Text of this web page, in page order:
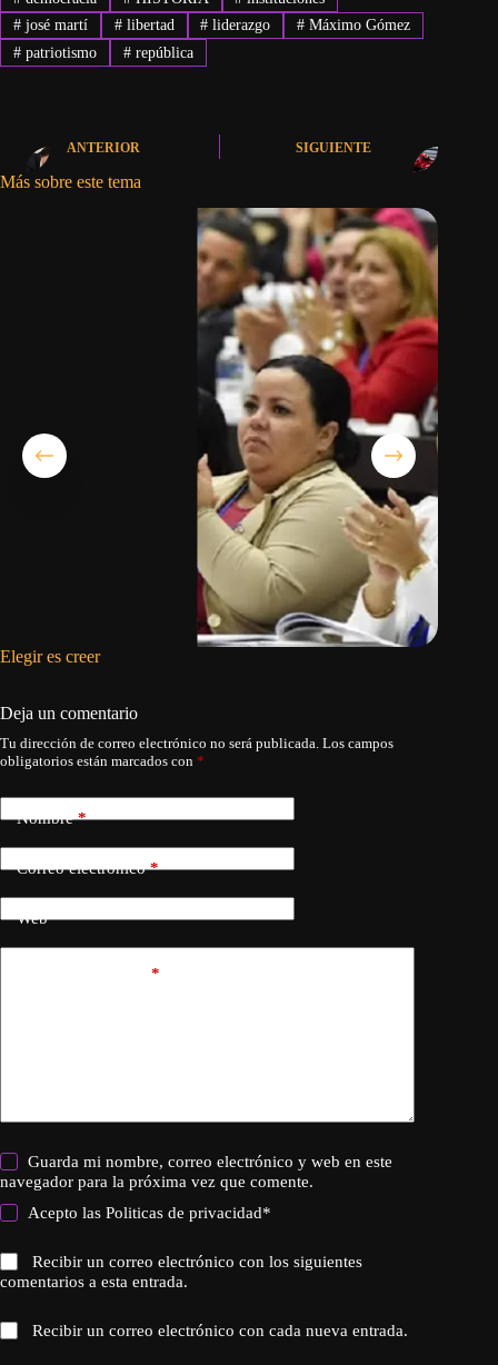
#josé martí #libertad # liderazgo # Máximo Gómez
#patriotismo #república
ANTERIOR SIGUIENTE
Más sobre este tema
Elegir es creer
Deja un comentario
Tu dirección de correo electrónico no será publicada. Los campos
obligatorios están marcados con *
Nombre*
Correo electrónico*
Web
*
Guarda mi nombre, correo electrónico y web en este
navegador para la próxima vez que comente.
Acepto lasPoliticas de privacidad*
Recibir un correo electrónico con los siguientes
comentarios a esta entrada.
Recibir un correo electrónico con cada nueva entrada.